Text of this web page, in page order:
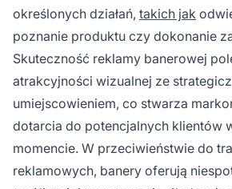
określonych działań, takich jak
poznanie produktu czy dokonanie
Skuteczność reklamy banerowej
atrakcyjności wizualnej ze
umiejscowieniem, co stwarza
dotarcia do potencjalnych klientów
momencie. W przeciwieństwie do
reklamowych, banery oferują